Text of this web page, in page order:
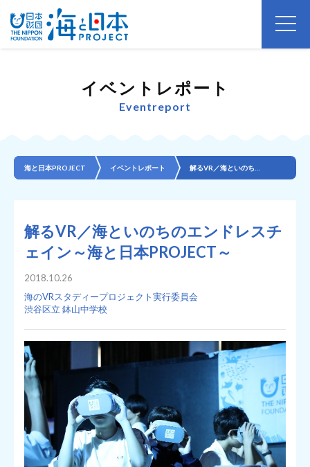
イベントレポート
Eventreport
海と日本PROJECT イベントレポート
解るVR／海といのちのエンドレスチ
ェイン～海と日本PROJECT～
2018.10.26
海のVRスタディープロジェクト実行委員会
渋谷区立 鉢山中学校